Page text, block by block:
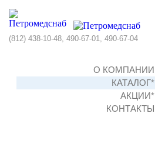
(812) 438-10-48, 490-67-01, 490-67-04
О КОМПАНИИ
КАТАЛОГ*
АКЦИИ*
КОНТАКТЫ